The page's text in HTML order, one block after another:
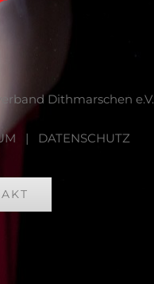
Dithmarschen e.V.
| DATENSCHUTZ